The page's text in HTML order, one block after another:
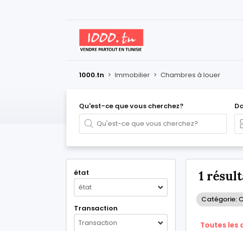
1000.tn > Immobilier > Chambres à louer
Qu'est-ce que vous cherchez?
état
état
Transaction
Transaction
1
Catégorie:
Toutes les